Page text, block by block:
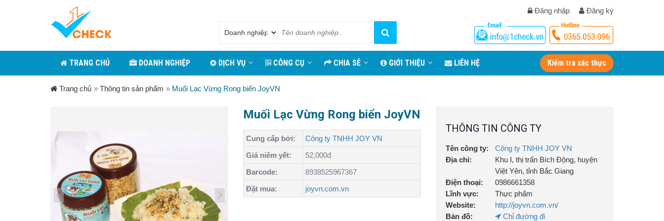
Đăng nhập Đăng ký
TRANG CHỦ DOANH NGHIỆP DỊCH VỤ CÔNG CỤ CHIA SẺ GIỚI THIỆU LIÊN HỆ Kiểm tra xác thực
Trang chủ » Thông tin sản phẩm » Muối Lạc Vừng Rong biển JoyVN
Muối Lạc Vừng Rong biển JoyVN
Cung cấp bởi:
Công ty TNHH JOY VN
Giá niêm yết:
52,000đ
Barcode:
8938525967367
Đặt mua:
joyvn.com.vn
THÔNG TIN CÔNG TY
Tên công ty:
Công ty TNHH JOY VN
Địa chỉ:
Khu I, thị trấn Bích Động, huyện
Việt Yên, tỉnh Bắc Giang
Điện thoại:
0986661358
Lĩnh vực:
Thực phẩm
Website:
http://joyvn.com.vn/
Bản đồ:
Chỉ đường đi